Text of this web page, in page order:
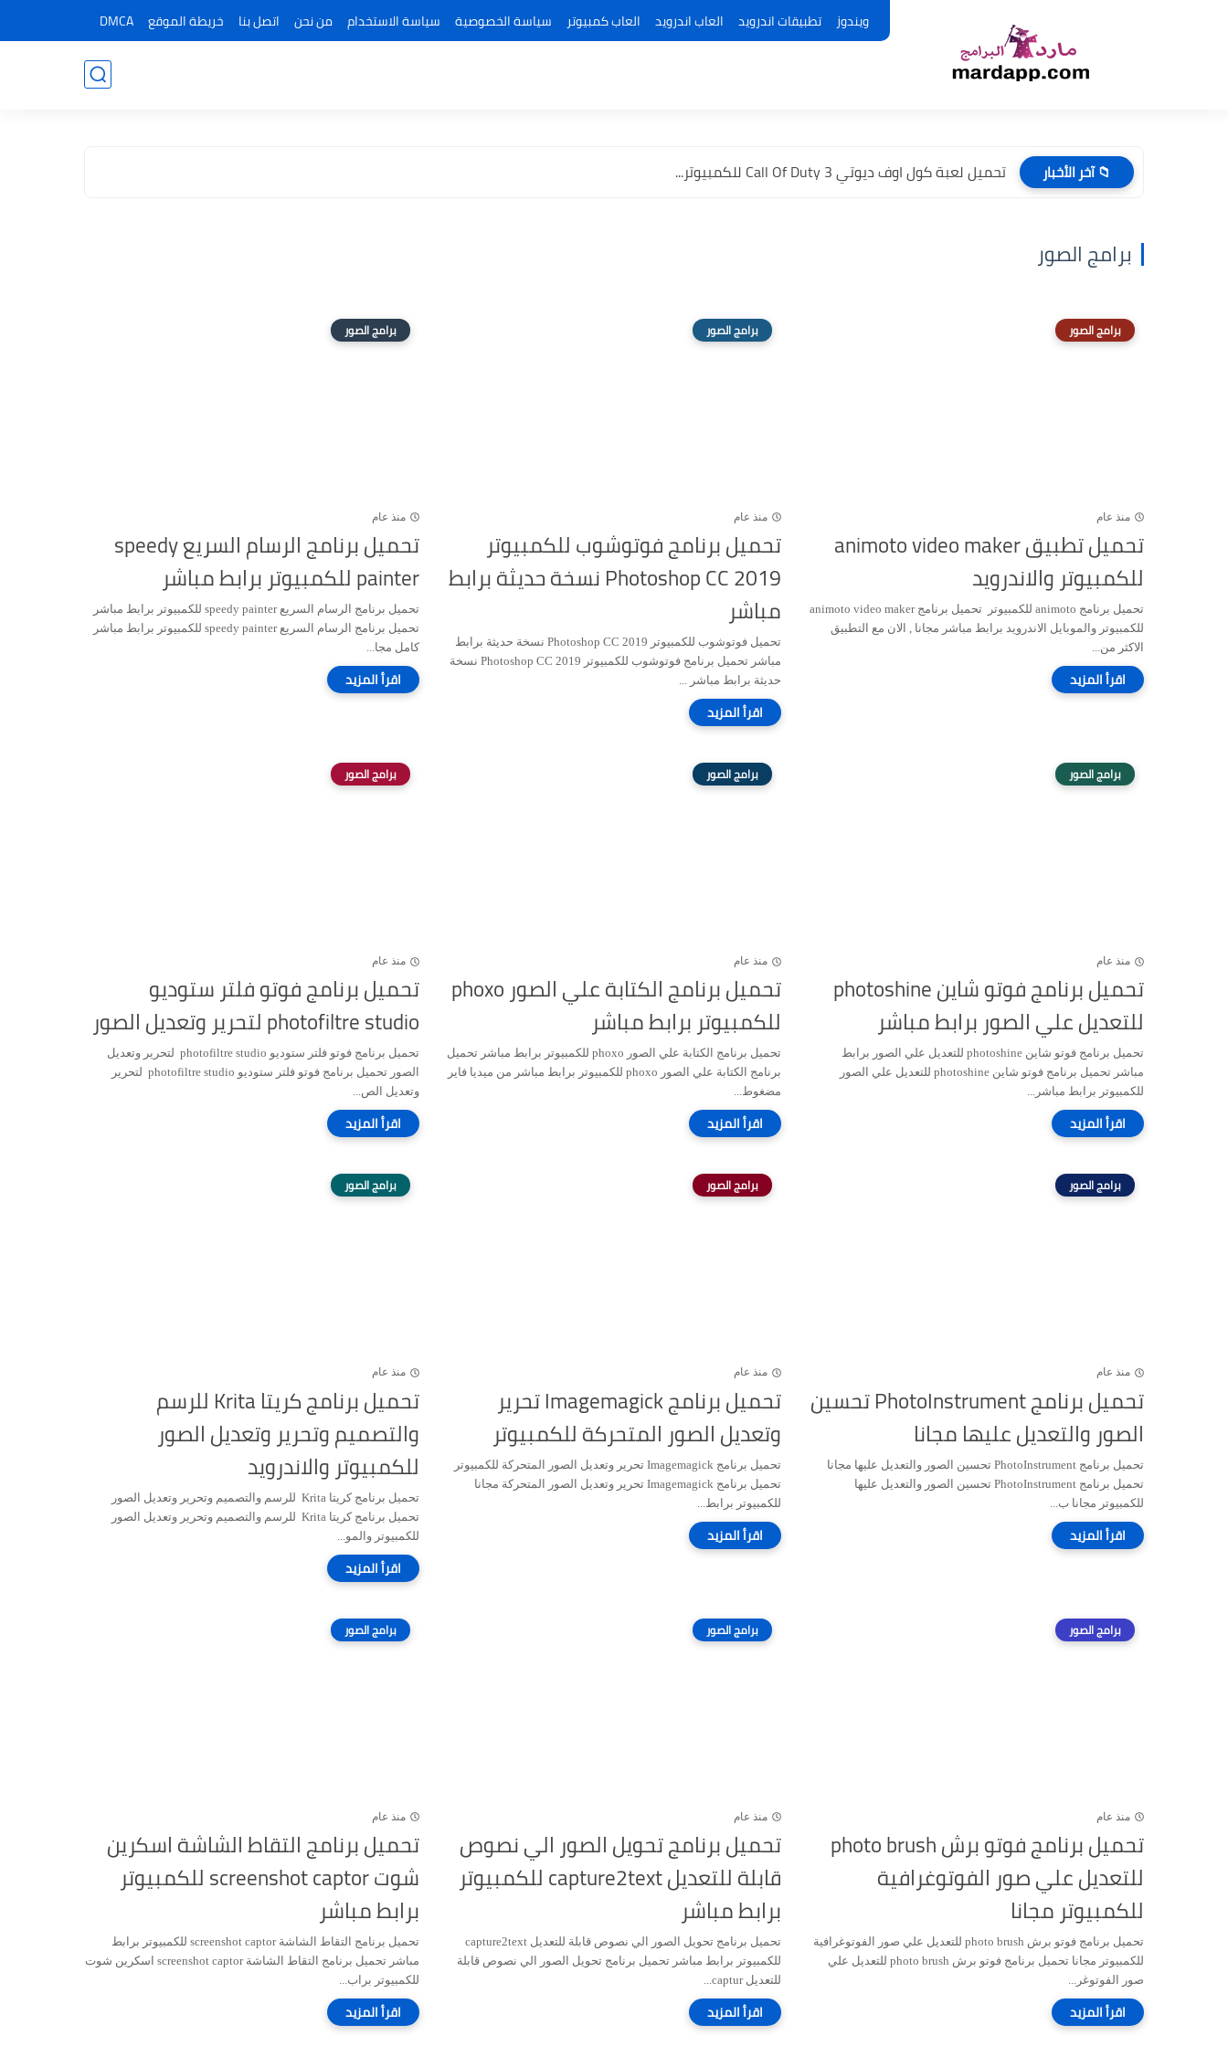
ويندوز تطبيقات اندرويد العاب اندرويد العاب كمبيوتر سياسة الخصوصية سياسة الاستخدام من نحن اتصل بنا خريطة الموقع DMCA
📁 آخر الأخبار تحميل لعبة كول اوف ديوتي Call Of Duty 3 للكمبيوتر...
برامج الصور
برامج الصور
منذ عام
تحميل تطبيق animoto video maker
للكمبيوتر والاندرويد
تحميل برنامج animoto للكمبيوتر تحميل برنامج animoto video maker
للكمبيوتر والموبايل الاندرويد برابط مباشر مجانا , الان مع التطبيق
الاكثر من...
برامج الصور
منذ عام
تحميل برنامج فوتوشوب للكمبيوتر
Photoshop CC 2019 نسخة حديثة برابط
مباشر
تحميل فوتوشوب للكمبيوتر Photoshop CC 2019 نسخة حديثة برابط
مباشر تحميل برنامج فوتوشوب للكمبيوتر Photoshop CC 2019 نسخة
حديثة برابط مباشر ...
برامج الصور
منذ عام
تحميل برنامج الرسام السريع speedy
painter للكمبيوتر برابط مباشر
تحميل برنامج الرسام السريع speedy painter للكمبيوتر برابط مباشر
تحميل برنامج الرسام السريع speedy painter للكمبيوتر برابط مباشر
كامل مجا...
برامج الصور
منذ عام
تحميل برنامج فوتو شاين photoshine
للتعديل علي الصور برابط مباشر
تحميل برنامج فوتو شاين photoshine للتعديل علي الصور برابط
مباشر تحميل برنامج فوتو شاين photoshine للتعديل علي الصور
للكمبيوتر برابط مباشر...
برامج الصور
منذ عام
تحميل برنامج الكتابة علي الصور phoxo
للكمبيوتر برابط مباشر
تحميل برنامج الكتابة علي الصور phoxo للكمبيوتر برابط مباشر تحميل
برنامج الكتابة علي الصور phoxo للكمبيوتر برابط مباشر من ميديا فاير
مضغوط...
برامج الصور
منذ عام
تحميل برنامج فوتو فلتر ستوديو
photofiltre studio لتحرير وتعديل الصور
تحميل برنامج فوتو فلتر ستوديو photofiltre studio لتحرير وتعديل
الصور تحميل برنامج فوتو فلتر ستوديو photofiltre studio لتحرير
وتعديل الص...
برامج الصور
منذ عام
تحميل برنامج PhotoInstrument تحسين
الصور والتعديل عليها مجانا
تحميل برنامج PhotoInstrument تحسين الصور والتعديل عليها مجانا
تحميل برنامج PhotoInstrument تحسين الصور والتعديل عليها
للكمبيوتر مجانا ب...
برامج الصور
منذ عام
تحميل برنامج Imagemagick تحرير
وتعديل الصور المتحركة للكمبيوتر
تحميل برنامج Imagemagick تحرير وتعديل الصور المتحركة للكمبيوتر
تحميل برنامج Imagemagick تحرير وتعديل الصور المتحركة مجانا
للكمبيوتر برابط...
برامج الصور
منذ عام
تحميل برنامج كريتا Krita للرسم
والتصميم وتحرير وتعديل الصور
للكمبيوتر والاندرويد
تحميل برنامج كريتا Krita للرسم والتصميم وتحرير وتعديل الصور
تحميل برنامج كريتا Krita للرسم والتصميم وتحرير وتعديل الصور
للكمبيوتر والمو...
برامج الصور
منذ عام
تحميل برنامج فوتو برش photo brush
للتعديل علي صور الفوتوغرافية
للكمبيوتر مجانا
تحميل برنامج فوتو برش photo brush للتعديل علي صور الفوتوغرافية
للكمبيوتر مجانا تحميل برنامج فوتو برش photo brush للتعديل علي
صور الفوتوغر...
برامج الصور
منذ عام
تحميل برنامج تحويل الصور الي نصوص
قابلة للتعديل capture2text للكمبيوتر
برابط مباشر
تحميل برنامج تحويل الصور الي نصوص قابلة للتعديل capture2text
للكمبيوتر برابط مباشر تحميل برنامج تحويل الصور الي نصوص قابلة
للتعديل captur...
برامج الصور
منذ عام
تحميل برنامج التقاط الشاشة اسكرين
شوت screenshot captor للكمبيوتر
برابط مباشر
تحميل برنامج التقاط الشاشة screenshot captor للكمبيوتر برابط
مباشر تحميل برنامج التقاط الشاشة screenshot captor اسكرين شوت
للكمبيوتر براب...